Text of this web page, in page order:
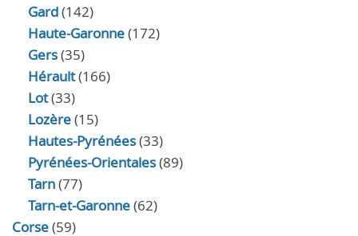
Gard(142)
Haute-Garonne(172)
Gers(35)
Hérault(166)
Lot(33)
Lozère(15)
Hautes-Pyrénées(33)
Pyrénées-Orientales(89)
Tarn(77)
Tarn-et-Garonne(62)
Corse(59)